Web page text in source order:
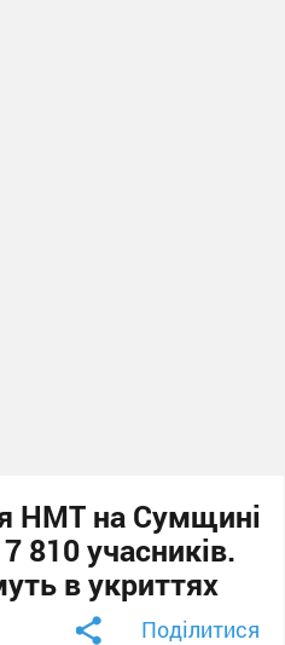
НМТ на Сумщині
810 учасників.
в укриттях
Поділитися